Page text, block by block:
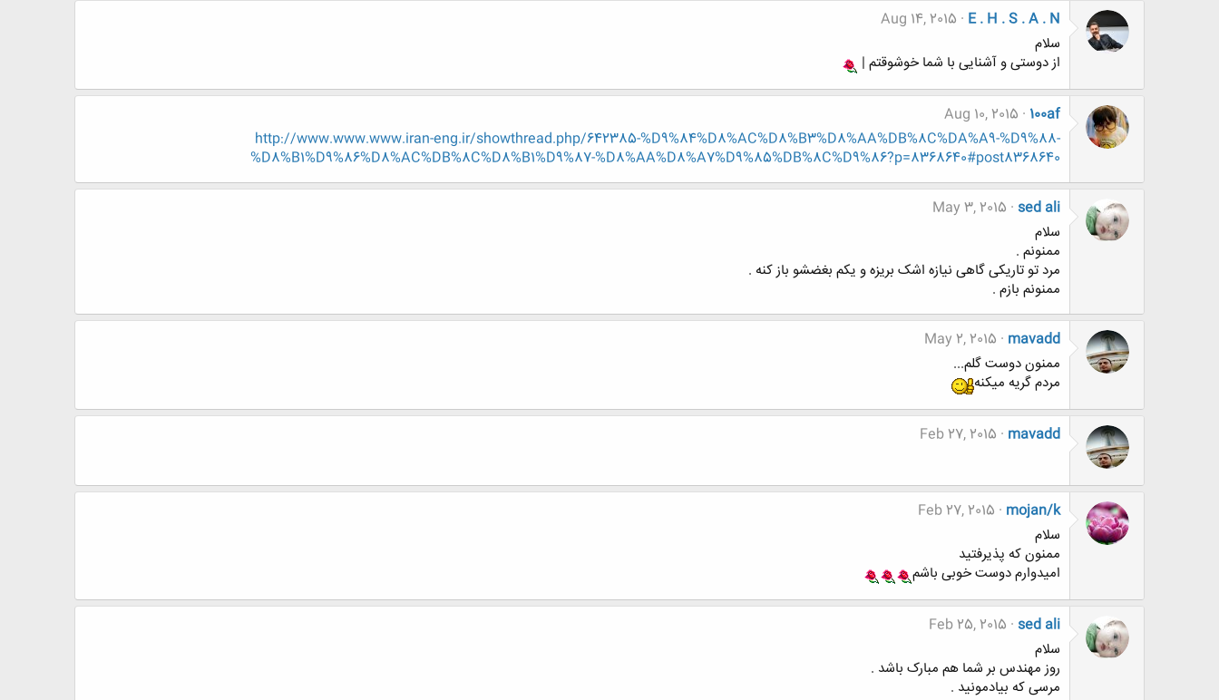
E . H . S . A . N
Aug 14, 2015
سلام
از دوستی و آشنایی با شما خوشوقتم |
100af
Aug 10, 2015
http://www.www.www.iran-eng.ir/showthread.php/642385-%D9%84%D8%AC%D8%B3%D8%AA%DB%8C%DA%A9-%D9%88-
%D8%B1%D9%86%D8%AC%DB%8C%D8%B1%D9%87-%D8%AA%D8%A7%D9%85%DB%8C%D9%86?p=8368640#post8368640
sed ali
May 3, 2015
سلام
ممنونم .
مرد تو تاریکی گاهی نیازه اشک بریزه و یکم بغضشو باز کنه .
ممنونم بازم .
mavadd
May 2, 2015
ممنون دوست گلم...
مردم گریه میکنه
mavadd
Feb 27, 2015
mojan/k
Feb 27, 2015
سلام
ممنون که پذیرفتید
امیدوارم دوست خوبی باشم
sed ali
Feb 25, 2015
سلام
روز مهندس بر شما هم مبارک باشد .
مرسی که بیادمونید .